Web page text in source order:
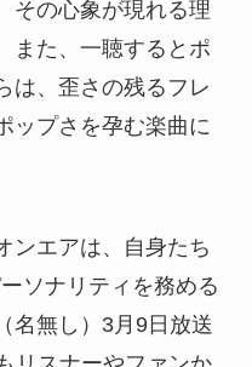
その心象が現れる理
また、一聴するとポ
は、歪さの残るフレ
ップさを孕む楽曲に
ンエアは、自身たち
ソナリティを務める
無し）3月9日放送